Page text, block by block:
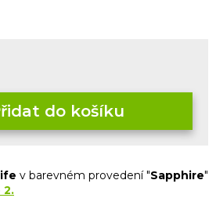
do košíku
v barevném provedení "Sapphire"
2.